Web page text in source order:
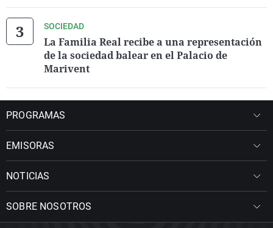
SOCIEDAD
La Familia Real recibe a una representación
de la sociedad balear en el Palacio de
Marivent
PROGRAMAS
EMISORAS
NOTICIAS
SOBRE NOSOTROS